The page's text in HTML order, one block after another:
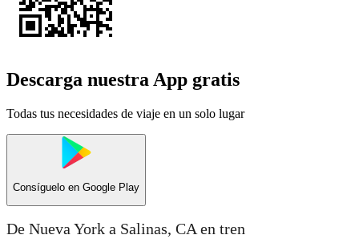
Descarga nuestra App gratis
Todas tus necesidades de viaje en un solo lugar
Consíguelo en Google Play
De Nueva York a Salinas, CA en tren